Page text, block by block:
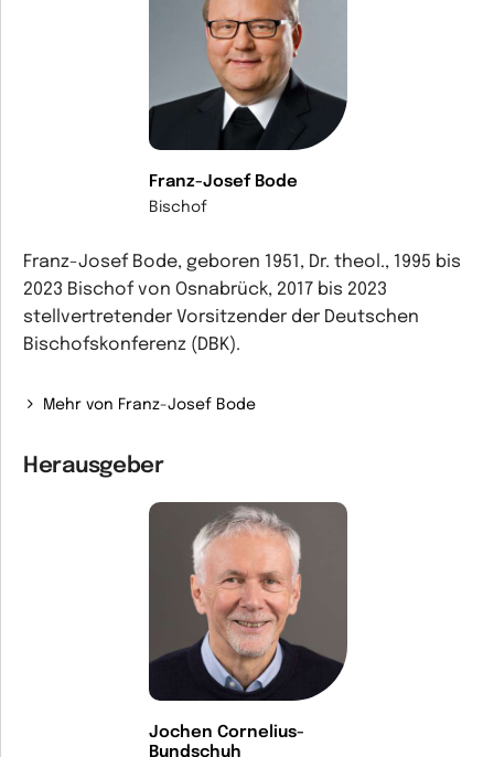
Franz-Josef Bode
Bischof
Franz-Josef Bode, geboren 1951, Dr. theol., 1995 bis
2023 Bischof von Osnabrück, 2017 bis 2023
stellvertretender Vorsitzender der Deutschen
Bischofskonferenz (DBK).
Mehr von Franz-Josef Bode
Herausgeber
Jochen Cornelius-
Bundschuh